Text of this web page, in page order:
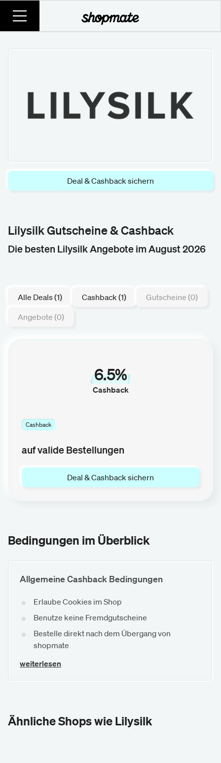
Deal & Cashback sichern
Bedingungen im Überblick
Allgemeine Cashback Bedingungen
Erlaube Cookies im Shop
Benutze keine Fremdgutscheine
Bestelle direkt nach dem Übergang von
shopmate
weiterlesen
Ähnliche Shops wie Lilysilk
Lilysilk Gutscheine & Cashback
Die besten Lilysilk Angebote im August 2026
Alle Deals (1) Cashback (1)
Gutscheine (0)
Angebote (0)
6.5%
Cashback
Cashback
auf valide Bestellungen
Deal & Cashback sichern